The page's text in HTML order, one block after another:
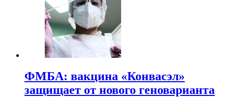
ФМБА: вакцина «Конвасэл»
защищает от нового геноварианта